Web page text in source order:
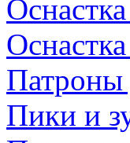
Патроны
Пики и